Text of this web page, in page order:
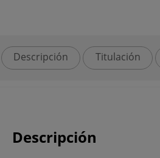
Descripción Titulación
Descripción